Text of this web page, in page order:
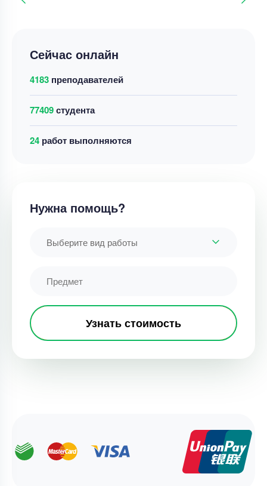
Сейчас онлайн
4183 преподавателей
77409студента
32 работ выполняются
Нужна помощь?
Выберите вид работы
Узнать стоимость